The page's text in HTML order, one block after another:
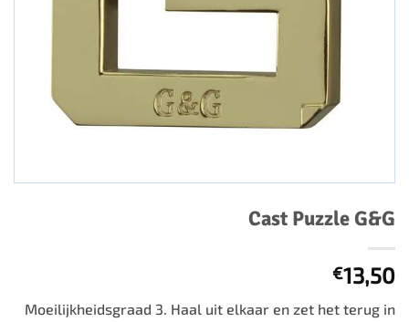
Cast Puzzle G&G
€13,50
Moeilijkheidsgraad 3. Haal uit elkaar en zet het terug in